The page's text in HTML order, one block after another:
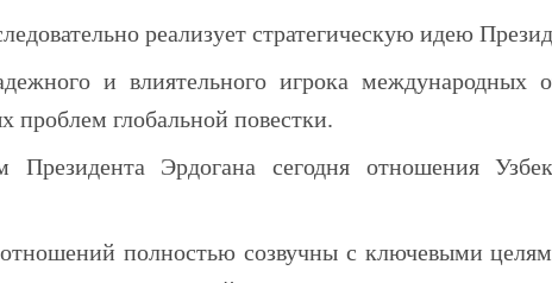
реализует стратегическую идею
и влиятельного игрока международных
глобальной повестки.
Президента Эрдогана сегодня отношения
полностью созвучны с ключевыми